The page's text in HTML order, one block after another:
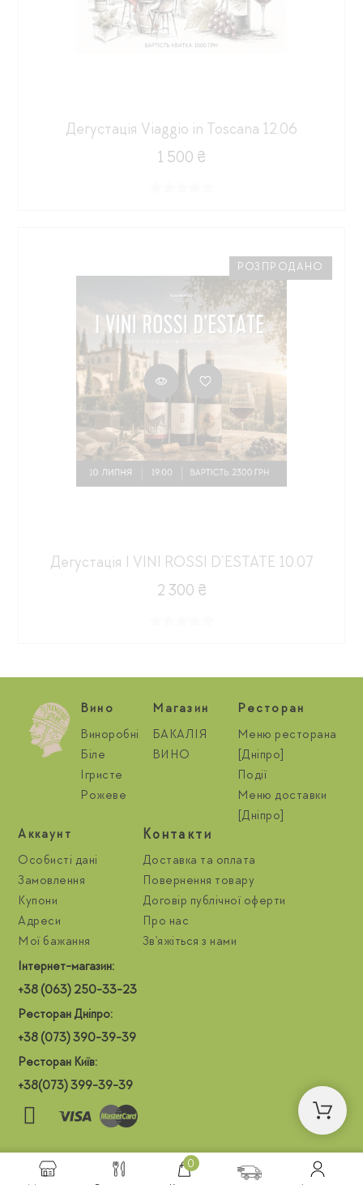
0
Дегустація Viaggio in Toscana 12.06
1 500 ₴
Дегустація I VINI ROSSI D’ESTATE 10.07
2 300 ₴
РОЗПРОДАНО
Вино
Виноробні
Біле
Ігристе
Рожеве
Магазин
БАКАЛІЯ
ВИНО
Ресторан
Меню ресторана
[Дніпро]
Події
Меню доставки
[Дніпро]
Aккаунт
Особисті дані
Замовлення
Купони
Адреси
Мої бажання
Контакти
Доставка та оплата
Повернення товару
Договір публічної оферти
Про нас
Зв'яжіться з нами
Інтернет-магазин:
+38 (063) 250-33-23
Ресторан Дніпро:
+38 (073) 390-39-39
Ресторан Київ:
+38(073) 399-39-39